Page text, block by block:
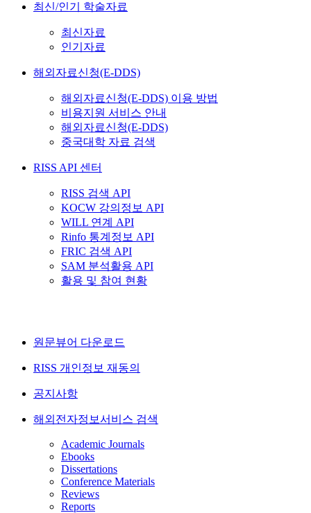
최신/인기 학술자료
최신자료
인기자료
해외자료신청(E-DDS)
해외자료신청(E-DDS) 이용 방법
비용지원 서비스 안내
해외자료신청(E-DDS)
중국대학 자료 검색
RISS API 센터
RISS 검색 API
KOCW 강의정보 API
WILL 연계 API
Rinfo 통계정보 API
FRIC 검색 API
SAM 분석활용 API
활용 및 참여 현황
원문뷰어 다운로드
RISS 개인정보 재동의
공지사항
해외전자정보서비스 검색
Academic Journals
Ebooks
Dissertations
Conference Materials
Reviews
Reports